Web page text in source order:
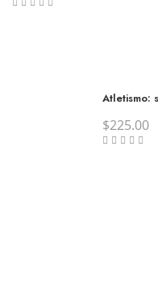
Atletismo:
$225.00